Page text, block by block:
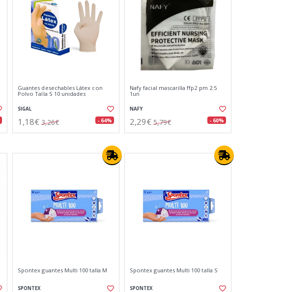
Guantes desechables Látex con
Polvo Talla S 10 unidades
SIGAL
1,18€ 3,26€ - 64%
Nafy facial mascarilla ffp2 pm 2.5
1un
NAFY
2,29€ 5,79€ - 60%
Spontex guantes Multi 100 talla M
SPONTEX
Spontex guantes Multi 100 talla S
SPONTEX